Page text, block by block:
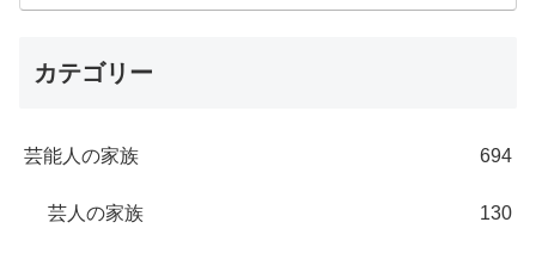
カテゴリー
芸能人の家族 694
芸人の家族 130